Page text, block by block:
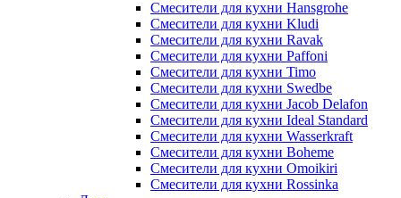
Смесители для кухни Hansgrohe
Смесители для кухни Kludi
Смесители для кухни Ravak
Смесители для кухни Paffoni
Смесители для кухни Timo
Смесители для кухни Swedbe
Смесители для кухни Jacob Delafon
Смесители для кухни Ideal Standard
Смесители для кухни Wasserkraft
Смесители для кухни Boheme
Смесители для кухни Omoikiri
Смесители для кухни Rossinka